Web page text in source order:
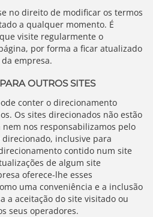
no direito de modificar os termos
a qualquer momento. É
visite regularmente o
por forma a ficar atualizado
empresa.
OUTROS SITES
conter o direcionamento
Os sites direcionados não estão
nos responsabilizamos pelo
inclusive para
contido num site
de algum site
oferece-lhe esses
uma conveniência e a inclusão
a aceitação do site visitado ou
seus operadores.